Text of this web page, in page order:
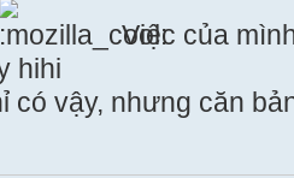
Việc của
hihi
có vậy, nhưng căn